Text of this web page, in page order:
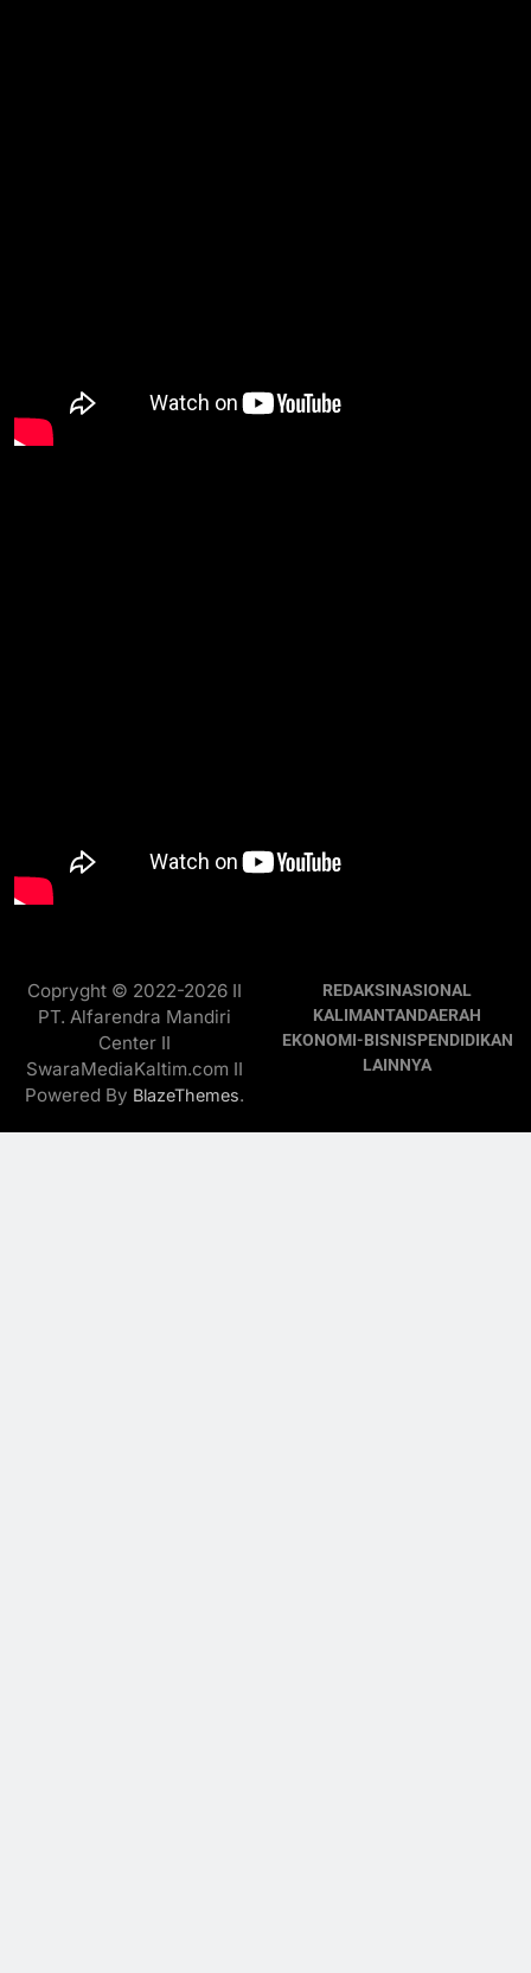
Copryght © 2022-2026 II
PT. Alfarendra Mandiri
Center II
SwaraMediaKaltim.com II
Powered By BlazeThemes.
REDAKSINASIONAL
KALIMANTANDAERAH
EKONOMI-BISNISPENDIDIKAN
LAINNYA